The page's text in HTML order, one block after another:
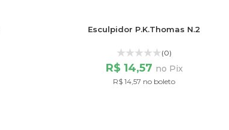
Esculpidor P.K.Thomas N.2
(0)
R$ 14,57 no Pix
R$ 14,57 no boleto